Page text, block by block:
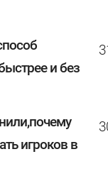
и без
игроков в